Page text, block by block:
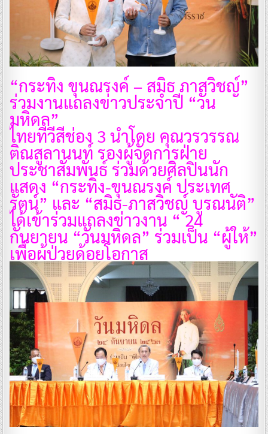
“กระทิง ขุนณรงค์ – สมิธ ภาสวิชญ์”
ร่วมงานแถลงข่าวประจำปี “วัน
มหิดล”
ไทยทีวีสีช่อง 3 นำโดย คุณวรวรรณ
ติณสูลานนท์ รองผู้จัดการฝ่าย
ประชาสัมพันธ์ ร่วมด้วยศิลปินนัก
แสดง “กระทิง-ขุนณรงค์ ประเทศ
รัตน์” และ “สมิธ-ภาสวิชญ์ บูรณนัติ”
ได้เข้าร่วมแถลงข่าวงาน “ 24
กันยายน “วันมหิดล” ร่วมเป็น “ผู้ให้”
เพื่อผู้ป่วยด้อยโอกาส